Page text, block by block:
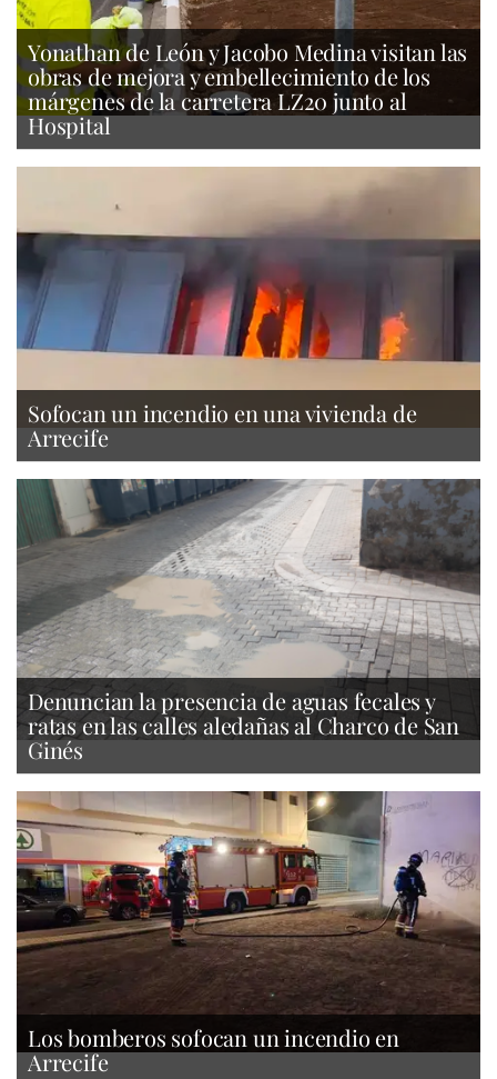
Yonathan de León y Jacobo Medina visitan las
obras de mejora y embellecimiento de los
márgenes de la carretera LZ20 junto al
Hospital
Sofocan un incendio en una vivienda de
Arrecife
Denuncian la presencia de aguas fecales y
ratas en las calles aledañas al Charco de San
Ginés
Los bomberos sofocan un incendio en
Arrecife